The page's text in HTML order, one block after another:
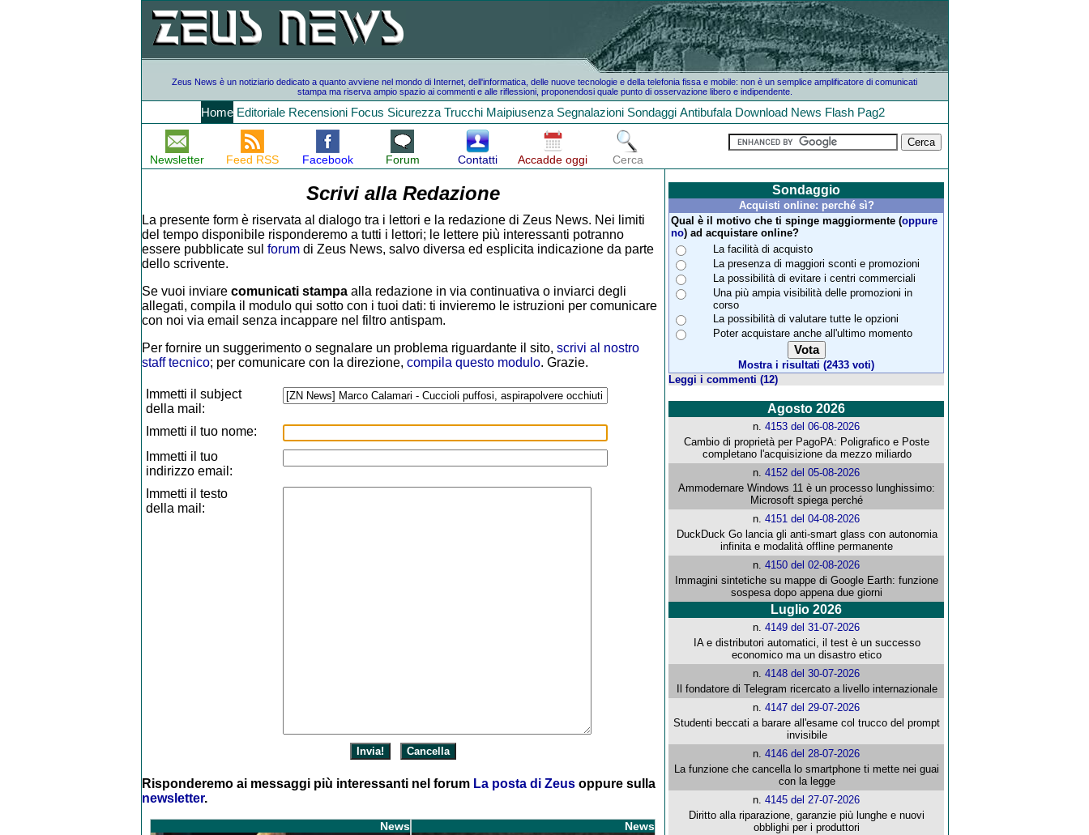
Zeus News è un notiziario dedicato a quanto avviene nel mondo di Internet, dell'informatica, delle nuove tecnologie e della telefonia fissa e mobile: non è un semplice amplificatore di comunicati
stampa ma riserva ampio spazio ai commenti e alle riflessioni, proponendosi quale punto di osservazione libero e indipendente.
Home Editoriale Recensioni Focus Sicurezza Trucchi Maipiusenza Segnalazioni Sondaggi Antibufala Download News Flash Pag2
Newsletter Feed RSS Facebook Forum Contatti Accadde oggi Cerca
Scrivi alla Redazione
La presente form è riservata al dialogo tra i lettori e la redazione di Zeus News. Nei limiti
del tempo disponibile risponderemo a tutti i lettori; le lettere più interessanti potranno
essere pubblicate sul forumdi Zeus News, salvo diversa ed esplicita indicazione da parte
dello scrivente.
Se vuoi inviare comunicati stampaalla redazione in via continuativa o inviarci degli
allegati, compila il modulo qui sotto con i tuoi dati: ti invieremo le istruzioni per comunicare
con noi via email senza incappare nel filtro antispam.
Per fornire un suggerimento o segnalare un problema riguardante il sito, scrivi al nostro
staff tecnico; per comunicare con la direzione, compila questo modulo. Grazie.
Immetti il subject
della mail:
Immetti il tuo nome:
Immetti il tuo
indirizzo email:
Immetti il testo
della mail:
Risponderemo ai messaggi più interessanti nel forum La posta di Zeusoppure sulla
newsletter.
Sondaggio
Acquisti online: perché sì?
Qual è il motivo che ti spinge maggiormente (oppure
no) ad acquistare online?
La facilità di acquisto
La presenza di maggiori sconti e promozioni
La possibilità di evitare i centri commerciali
Una più ampia visibilità delle promozioni in
corso
La possibilità di valutare tutte le opzioni
Poter acquistare anche all'ultimo momento
Mostra i risultati (2433 voti)
Leggi i commenti (12)
Agosto 2026
n.4153 del 06-08-2026
Cambio di proprietà per PagoPA: Poligrafico e Poste
completano l'acquisizione da mezzo miliardo
n.4152 del 05-08-2026
Ammodernare Windows 11 è un processo lunghissimo:
Microsoft spiega perché
n.4151 del 04-08-2026
DuckDuck Go lancia gli anti-smart glass con autonomia
infinita e modalità offline permanente
n.4150 del 02-08-2026
Immagini sintetiche su mappe di Google Earth: funzione
sospesa dopo appena due giorni
Luglio 2026
n.4149 del 31-07-2026
IA e distributori automatici, il test è un successo
economico ma un disastro etico
n.4148 del 30-07-2026
Il fondatore di Telegram ricercato a livello internazionale
n.4147 del 29-07-2026
Studenti beccati a barare all'esame col trucco del prompt
invisibile
n.4146 del 28-07-2026
La funzione che cancella lo smartphone ti mette nei guai
con la legge
n.4145 del 27-07-2026
Diritto alla riparazione, garanzie più lunghe e nuovi
obblighi per i produttori
News News